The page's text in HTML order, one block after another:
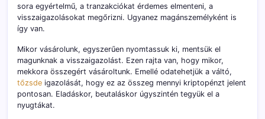
sora egyértelmű, a tranzakciókat érdemes elmenteni, a
visszaigazolásokat megőrizni. Ugyanez magánszemélyként is
így van.
Mikor vásárolunk, egyszerűen nyomtassuk ki, mentsük el
magunknak a visszaigazolást. Ezen rajta van, hogy mikor,
mekkora összegért vásároltunk. Emellé odatehetjük a váltó,
tőzsde igazolását, hogy ez az összeg mennyi kriptopénzt jelent
pontosan. Eladáskor, beutaláskor úgyszintén tegyük el a
nyugtákat.